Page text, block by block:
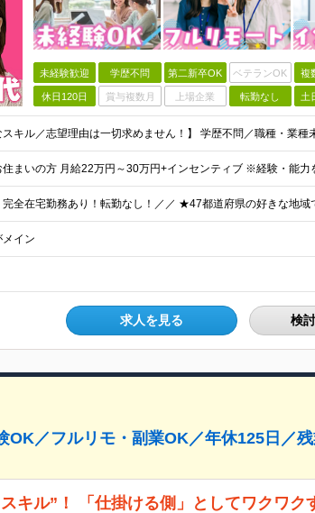
未経験歓迎 学歴不問 第二新卒OK ベテランOK 複
休日120日 賞与複数月 上場企業 転勤なし 土
イン
求人を見る 検
／フルリモ・副業OK／年休125日／残
キル”！ 「仕掛ける側」としてワクワク